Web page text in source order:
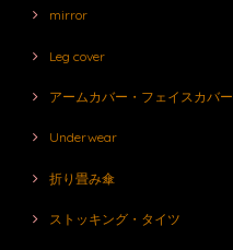
mirror
Leg cover
アームカバー・フェイスカバー
Underwear
折り畳み傘
ストッキング・タイツ